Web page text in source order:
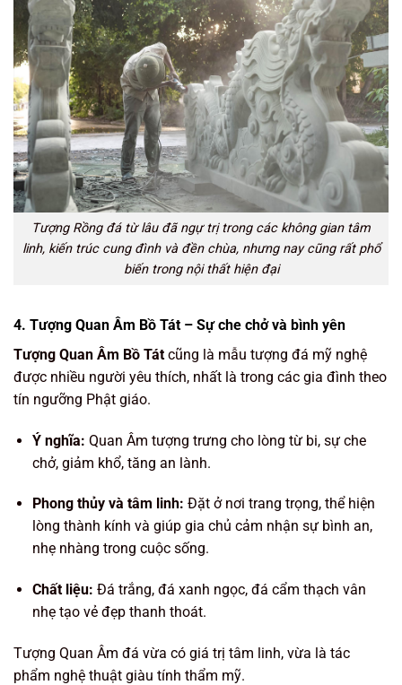
Tượng Rồng đá từ lâu đã ngự trị trong các không gian tâm
linh, kiến trúc cung đình và đền chùa, nhưng nay cũng rất phổ
biến trong nội thất hiện đại
4. Tượng Quan Âm Bồ Tát – Sự che chở và bình yên
Tượng Quan Âm Bồ Tát cũng là mẫu tượng đá mỹ nghệ
được nhiều người yêu thích, nhất là trong các gia đình theo
tín ngưỡng Phật giáo.
Ý nghĩa: Quan Âm tượng trưng cho lòng từ bi, sự che
chở, giảm khổ, tăng an lành.
Phong thủy và tâm linh: Đặt ở nơi trang trọng, thể hiện
lòng thành kính và giúp gia chủ cảm nhận sự bình an,
nhẹ nhàng trong cuộc sống.
Chất liệu: Đá trắng, đá xanh ngọc, đá cẩm thạch vân
nhẹ tạo vẻ đẹp thanh thoát.
Tượng Quan Âm đá vừa có giá trị tâm linh, vừa là tác
phẩm nghệ thuật giàu tính thẩm mỹ.